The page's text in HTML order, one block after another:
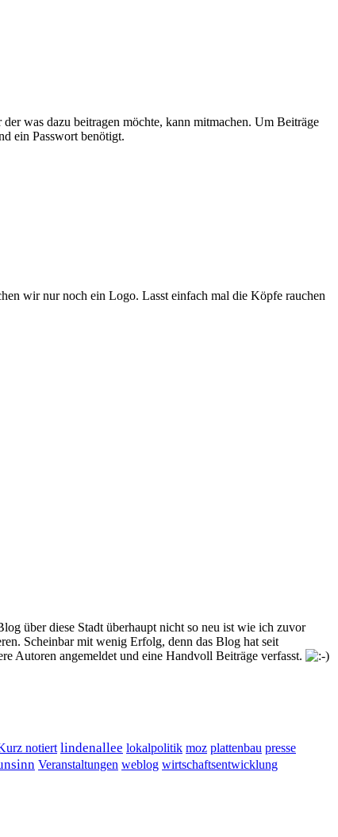
was dazu beitragen möchte, kann mitmachen. Um Beiträge
ein Passwort benötigt.
wir nur noch ein Logo. Lasst einfach mal die Köpfe rauchen
über diese Stadt überhaupt nicht so neu ist wie ich zuvor
Scheinbar mit wenig Erfolg, denn das Blog hat seit
Autoren angemeldet und eine Handvoll Beiträge verfasst.
notiert lindenallee lokalpolitik moz plattenbau presse
Veranstaltungen weblog wirtschaftsentwicklung